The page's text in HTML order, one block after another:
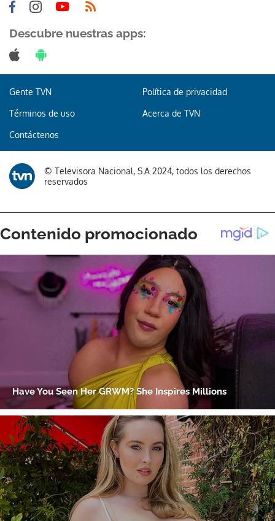
Descubre nuestras apps:
Gente TVN Política de privacidad
Términos de uso Acerca de TVN
Contáctenos
© Televisora Nacional, S.A 2024, todos los derechos
reservados